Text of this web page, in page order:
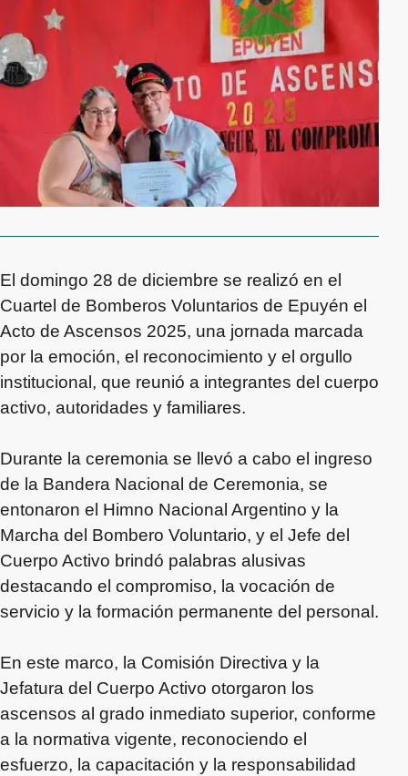
El domingo 28 de diciembre se realizó en el
Cuartel de Bomberos Voluntarios de Epuyén el
Acto de Ascensos 2025, una jornada marcada
por la emoción, el reconocimiento y el orgullo
institucional, que reunió a integrantes del cuerpo
activo, autoridades y familiares.
Durante la ceremonia se llevó a cabo el ingreso
de la Bandera Nacional de Ceremonia, se
entonaron el Himno Nacional Argentino y la
Marcha del Bombero Voluntario, y el Jefe del
Cuerpo Activo brindó palabras alusivas
destacando el compromiso, la vocación de
servicio y la formación permanente del personal.
En este marco, la Comisión Directiva y la
Jefatura del Cuerpo Activo otorgaron los
ascensos al grado inmediato superior, conforme
a la normativa vigente, reconociendo el
esfuerzo, la capacitación y la responsabilidad